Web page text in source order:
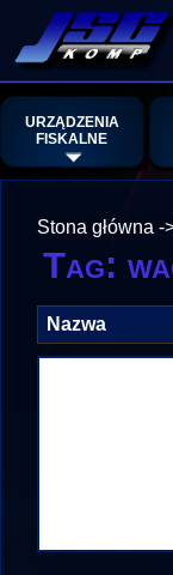
URZĄDZENIA
FISKALNE
Stona główna -
Tag:
Nazwa